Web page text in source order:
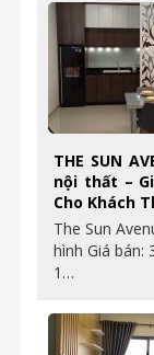
THE SUN
nội thất –
Cho Khách
The Sun
hình Giá bán:
1…